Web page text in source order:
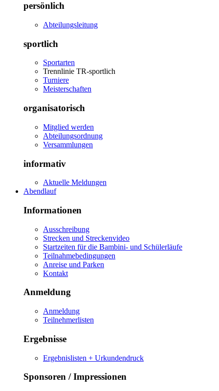
persönlich
Abteilungsleitung
sportlich
Sportarten
Trennlinie TR-sportlich
Turniere
Meisterschaften
organisatorisch
Mitglied werden
Abteilungsordnung
Versammlungen
informativ
Aktuelle Meldungen
Abendlauf
Informationen
Ausschreibung
Strecken und Streckenvideo
Startzeiten für die Bambini- und Schülerläufe
Teilnahmebedingungen
Anreise und Parken
Kontakt
Anmeldung
Anmeldung
Teilnehmerlisten
Ergebnisse
Ergebnislisten + Urkundendruck
Sponsoren / Impressionen